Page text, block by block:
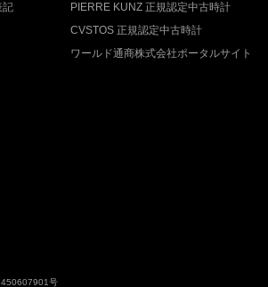
記
PIERRE KUNZ 正規認定中古時計
CVSTOS 正規認定中古時計
ワールド通商株式会社ポータルサイト
号